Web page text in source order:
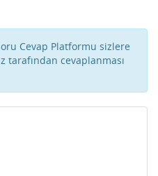
Cevap Platformu sizlere
tarafından cevaplanması